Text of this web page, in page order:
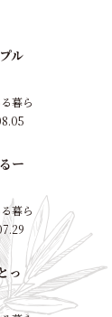
ル
暮ら
ー
暮ら
っ